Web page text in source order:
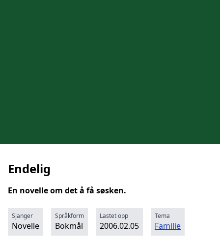
Endelig
En novelle om det å få søsken.
Sjanger
Novelle
Språkform
Bokmål
Lastet opp
2006.02.05
Tema
Familie